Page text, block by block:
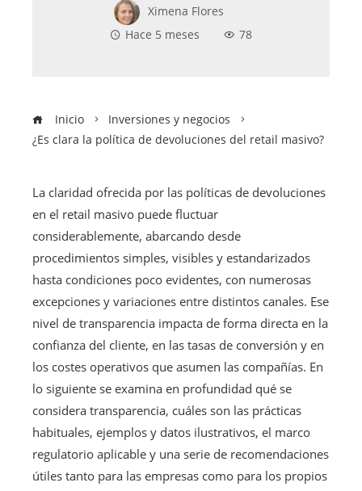
Ximena Flores
Hace 5 meses
78
Inicio
Inversiones y negocios
¿Es clara la política de devoluciones del retail masivo?
La claridad ofrecida por las políticas de devoluciones
en el retail masivo puede fluctuar
considerablemente, abarcando desde
procedimientos simples, visibles y estandarizados
hasta condiciones poco evidentes, con numerosas
excepciones y variaciones entre distintos canales. Ese
nivel de transparencia impacta de forma directa en la
confianza del cliente, en las tasas de conversión y en
los costes operativos que asumen las compañías. En
lo siguiente se examina en profundidad qué se
considera transparencia, cuáles son las prácticas
habituales, ejemplos y datos ilustrativos, el marco
regulatorio aplicable y una serie de recomendaciones
útiles tanto para las empresas como para los propios